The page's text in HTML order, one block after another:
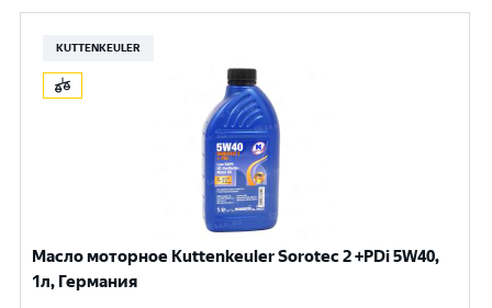
KUTTENKEULER
Масло моторное Kuttenkeuler Sorotec 2 +PDi 5W40,
1л, Германия